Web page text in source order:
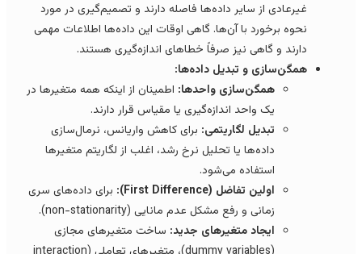
غیرعادی از سایر داده‌ها فاصله دارند و تصمیم‌گیری در مورد
نحوه برخورد با آن‌ها. گاهی اوقات این داده‌ها اطلاعات مهمی
دارند و گاهی نیز صرفاً خطاهای اندازه‌گیری هستند.
همگن‌سازی و تبدیل داده‌ها:
همگن‌سازی واحدها:اطمینان از اینکه همه متغیرها در
یک واحد اندازه‌گیری یا مقیاس قرار دارند.
تبدیل لگاریتمی:برای کاهش واریانس، نرمال‌سازی
داده‌ها یا تحلیل نرخ رشد، اغلب از لگاریتم متغیرها
استفاده می‌شود.
اولین تفاضل (First Difference):
برای داده‌های سری
زمانی و رفع مشکل عدم مانایی (non-stationarity).
ایجاد متغیرهای جدید:ساخت متغیرهای مجازی